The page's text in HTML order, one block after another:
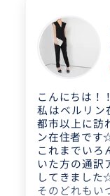
こんにちは！！
私はベルリン
都市以上に訪
ン在住者です
これまでいろ
いた方の通訳
してきました
そのどれもい